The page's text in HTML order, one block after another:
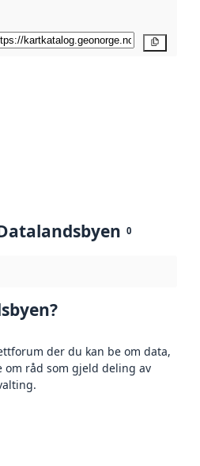
0
der du kan be om data,
råd som gjeld deling av